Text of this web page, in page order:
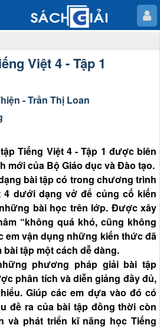
Việt 4 - Tập 1
- Trần Thị Loan
Tiếng Việt 4 - Tập 1 được biên
mới của Bộ Giáo dục và Đào tạo.
bài tập có trong chương trình
4 dưới dạng vở để củng cố kiến
bài học trên lớp. Được xây
“không quá khó, cũng không
em vận dụng những kiến thức đã
tập một cách dễ dàng.
phương pháp giải bài tập
phân tích và diễn giảng đầy đủ,
Giúp các em dựa vào đó có
đề ra của bài tập đồng thời còn
và phát triển kĩ năng học Tiếng